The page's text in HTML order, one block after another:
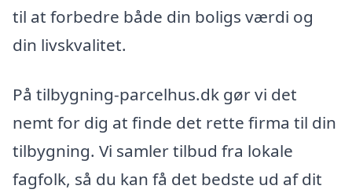
til at forbedre både din boligs værdi og
din livskvalitet.
På tilbygning-parcelhus.dk gør vi det
nemt for dig at finde det rette firma til din
tilbygning. Vi samler tilbud fra lokale
fagfolk, så du kan få det bedste ud af dit